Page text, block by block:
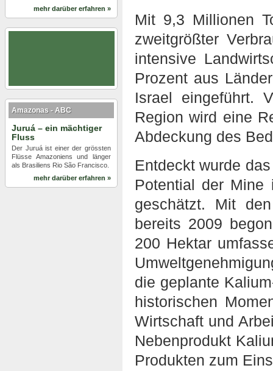
Mit 9,3 Millionen
zweitgrößter
intensive
Prozent aus
Israel eingeführt.
Region wird eine
Abdeckung des
Entdeckt wurde
Potential der Mine
geschätzt. Mit
bereits 2009
200 Hektar
die geplante
historischen
Wirtschaft und
Nebenprodukt
Produkten zum
mehr darüber erfahren »
Amazonas - ABC
Juruá – ein mächtiger
Fluss
Der Juruá ist einer der grössten
Flüsse Amazoniens und länger
als Brasiliens Rio São Francisco.
mehr darüber erfahren »